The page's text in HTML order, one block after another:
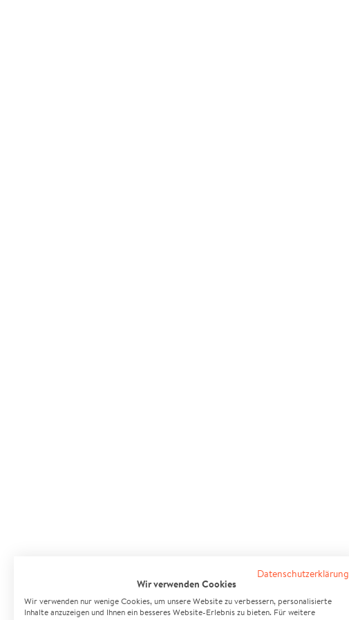
Datenschutzerklärung
Wir verwenden Cookies
Wir verwenden nur wenige Cookies, um unsere Website zu verbessern, personalisierte
Inhalte anzuzeigen und Ihnen ein besseres Website-Erlebnis zu bieten. Für weitere